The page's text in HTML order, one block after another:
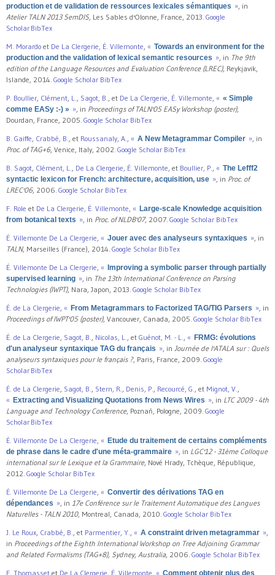
production et de validation de ressources lexicales sémantiques », in
Atelier TALN 2013 SemDIS, Les Sables d'Olonne, France, 2013. Google
Scholar BibTex
M. Morardo et De La Clergerie, É. Villemonte, « Towards an environment for the
production and the validation of lexical semantic resources », in The 9th
edition of the Language Resources and Evaluation Conference (LREC), Reykjavik,
Islande, 2014. Google Scholar BibTex
P. Boullier, Clément, L., Sagot, B., et De La Clergerie, É. Villemonte, « « Simple
comme EASy :-) » », in Proceedings of TALN'05 EASy Workshop (poster),
Dourdan, France, 2005. Google Scholar BibTex
B. Gaiffe, Crabbé, B., et Roussanaly, A., « A New Metagrammar Compiler », in
Proc. of TAG+6, Venice, Italy, 2002. Google Scholar BibTex
B. Sagot, Clément, L., De La Clergerie, É. Villemonte, et Boullier, P., « The Lefff2
syntactic lexicon for French: architecture, acquisition, use », in Proc. of
LREC'06, 2006. Google Scholar BibTex
F. Role et De La Clergerie, É. Villemonte, « Large-scale Knowledge acquisition
from botanical texts », in Proc. of NLDB'07, 2007. Google Scholar BibTex
É. Villemonte De La Clergerie, « Jouer avec des analyseurs syntaxiques », in
TALN, Marseilles (France), 2014. Google Scholar BibTex
É. Villemonte De La Clergerie, «
Improving a symbolic parser through partially
supervised learning », in The 13th International Conference on Parsing
Technologies (IWPT), Nara, Japon, 2013. Google Scholar BibTex
É. de La Clergerie, « From Metagrammars to Factorized TAG/TIG Parsers », in
Proceedings of IWPT'05 (poster), Vancouver, Canada, 2005. Google Scholar BibTex
É. de La Clergerie, Sagot, B., Nicolas, L., et Guénot, M. - L., « FRMG: évolutions
d'un analyseur syntaxique TAG du français », in Journée de l'ATALA sur : Quels
analyseurs syntaxiques pour le français ?, Paris, France, 2009. Google
Scholar BibTex
É. de La Clergerie, Sagot, B., Stern, R., Denis, P., Recourcé, G., et Mignot, V.,
« Extracting and Visualizing Quotations from News Wires », in LTC 2009 - 4th
Language and Technology Conference, Poznań, Pologne, 2009. Google
Scholar BibTex
É. Villemonte De La Clergerie, « Etude du traitement de certains compléments
de phrase dans le cadre d'une méta-grammaire », in LGC'12 - 31ème Colloque
international sur le Lexique et la Grammaire, Nové Hrady, Tchèque, République,
2012. Google Scholar BibTex
É. Villemonte De La Clergerie, « Convertir des dérivations TAG en
dépendances », in 17e Conférence sur le Traitement Automatique des Langues
Naturelles - TALN 2010, Montreal, Canada, 2010. Google Scholar BibTex
J. Le Roux, Crabbé, B., et Parmentier, Y., « A constraint driven metagrammar »,
in Proceedings of the Eighth International Workshop on Tree Adjoining Grammar
and Related Formalisms (TAG+8), Sydney, Australia, 2006. Google Scholar BibTex
F. Thomasset et De La Clergerie, É. Villemonte, « Comment obtenir plus des